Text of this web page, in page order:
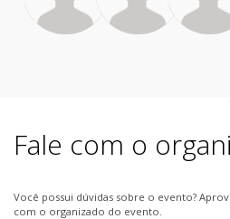
Fale com o
Você possui dúvidas sobre o evento?
com o organizado do evento.